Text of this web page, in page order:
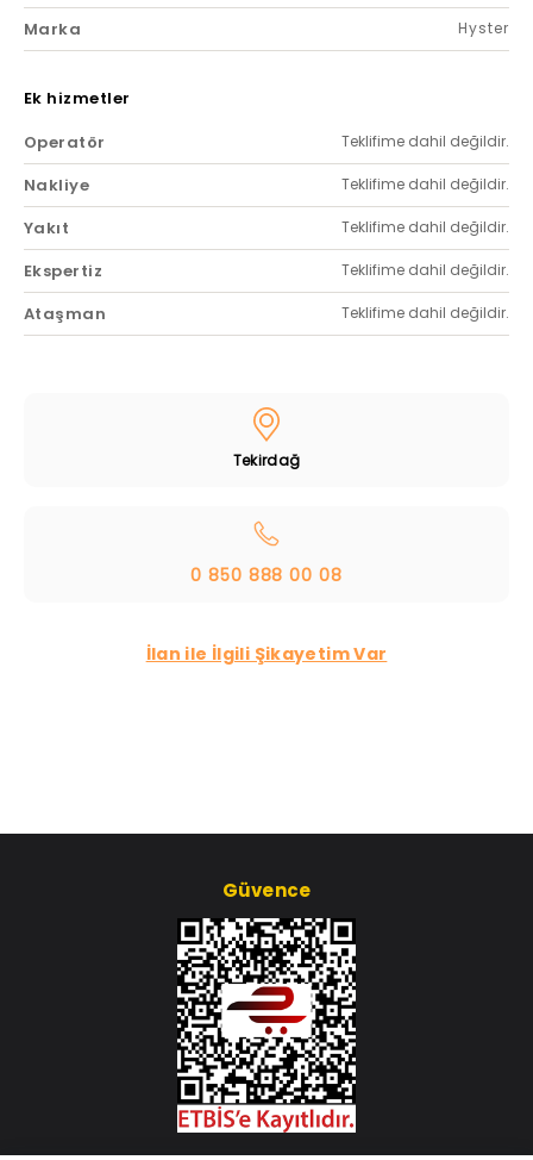
Marka Hyster
Ek hizmetler
Operatör
Teklifime dahil değildir.
Nakliye Teklifime dahil değildir.
Yakıt Teklifime dahil değildir.
Ekspertiz Teklifime dahil değildir.
Ataşman Teklifime dahil değildir.
Tekirdağ
0 850 888 00 08
İlan ile İlgili Şikayetim Var
Güvence